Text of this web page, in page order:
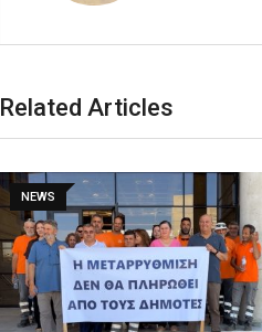
Related Articles
NEWS